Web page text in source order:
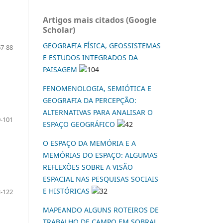
88
101
122
Artigos mais citados (Google
Scholar)
GEOGRAFIA FÍSICA, GEOSSISTEMAS
E ESTUDOS INTEGRADOS DA
PAISAGEM
104
FENOMENOLOGIA, SEMIÓTICA E
GEOGRAFIA DA PERCEPÇÃO:
ALTERNATIVAS PARA ANALISAR O
ESPAÇO GEOGRÁFICO
42
O ESPAÇO DA MEMÓRIA E A
MEMÓRIAS DO ESPAÇO: ALGUMAS
REFLEXÕES SOBRE A VISÃO
ESPACIAL NAS PESQUISAS SOCIAIS
E HISTÓRICAS
32
MAPEANDO ALGUNS ROTEIROS DE